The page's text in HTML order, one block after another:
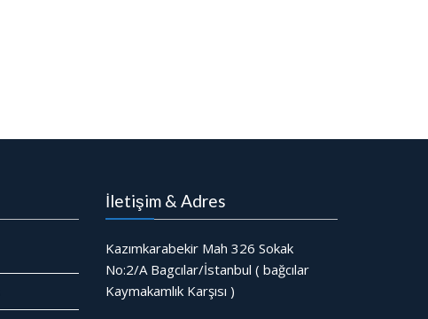
İletişim & Adres
Kazımkarabekir Mah 326 Sokak
No:2/A Bagcılar/İstanbul ( bağcılar
Kaymakamlık Karşısı )